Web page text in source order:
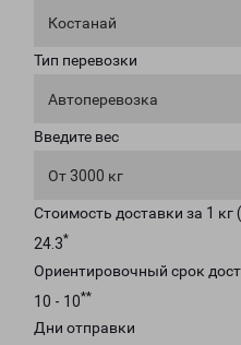
Костанай
Тип перевозки
Автоперевозка
Введите вес
От 3000 кг
Стоимость доставки за 1
24.3*
Ориентировочный срок
10 - 10**
Дни отправки